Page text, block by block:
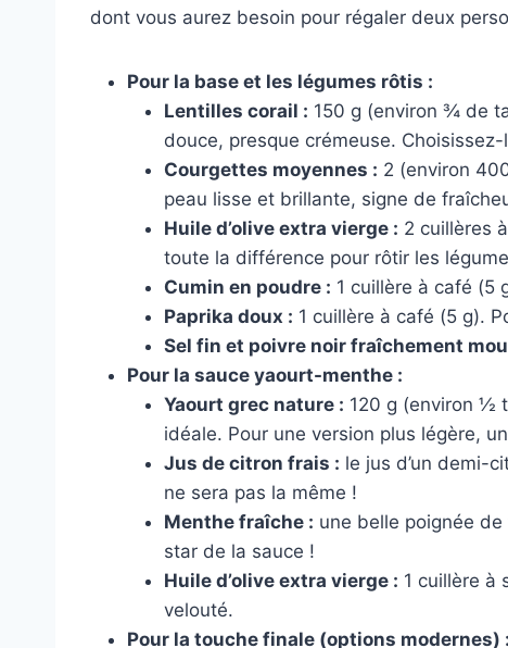
dont vous aurez besoin pour régaler deux
Pour la base et les légumes rôtis :
Lentilles corail : 150 g (environ ¾ de
douce, presque crémeuse.
Courgettes moyennes : 2 (environ
peau lisse et brillante, signe de
Huile d’olive extra vierge : 2 cuillères
toute la différence pour rôtir les
Cumin en poudre : 1 cuillère à café (5
Paprika doux : 1 cuillère à café (5 g).
Sel fin et poivre noir fraîchement
Pour la sauce yaourt-menthe :
Yaourt grec nature : 120 g (environ ½
idéale. Pour une version plus légère,
Jus de citron frais : le jus d’un demi-
ne sera pas la même !
Menthe fraîche : une belle poignée de
star de la sauce !
Huile d’olive extra vierge : 1 cuillère à
velouté.
Pour la touche finale (options modernes) :